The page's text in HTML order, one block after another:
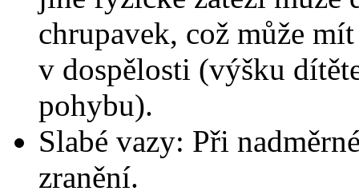
chrupavek, což může
v dospělosti (výšku
pohybu).
Slabé vazy: Při
zranění.